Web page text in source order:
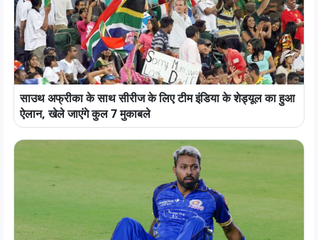
साउथ अफ्रीका के साथ सीरीज के लिए टीम इंडिया के शेड्यूल का हुआ
ऐलान, खेले जाएंगे कुल 7 मुकाबले